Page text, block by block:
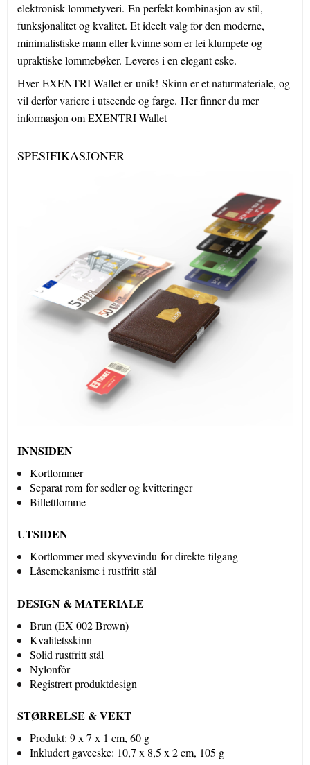
elektronisk lommetyveri. En perfekt kombinasjon av stil,
funksjonalitet og kvalitet. Et ideelt valg for den moderne,
minimalistiske mann eller kvinne som er lei klumpete og
upraktiske lommebøker. Leveres i en elegant eske.
Hver EXENTRI Wallet er unik! Skinn er et naturmateriale, og
vil derfor variere i utseende og farge. Her finner du mer
informasjon omEXENTRI Wallet
SPESIFIKASJONER
INNSIDEN
Kortlommer
Separat rom for sedler og kvitteringer
Billettlomme
​UTSIDEN
Kortlommer med skyvevindu for direkte tilgang
Låsemekanisme i rustfritt stål
DESIGN & MATERIALE
Brun (EX 002 Brown)
Kvalitetsskinn
Solid rustfritt stål
Nylonfôr
Registrert produktdesign
STØRRELSE & VEKT
Produkt: 9 x 7 x 1 cm, 60 g
Inkludert gaveeske: 10,7 x 8,5 x 2 cm, 105 g